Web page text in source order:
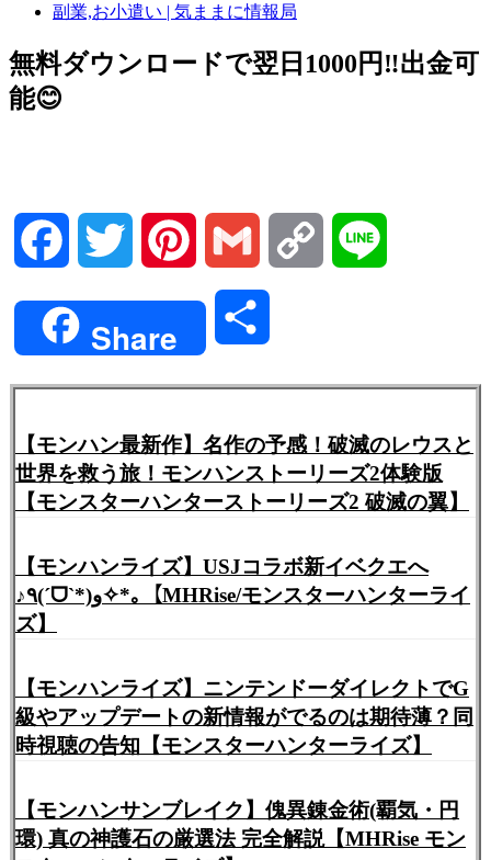
副業,お小遣い | 気ままに情報局
無料ダウンロードで翌日1000円‼️出金可
能😊
Facebook Twitter Pinterest Gmail Copy
Share
【モンハン最新作】名作の予感！破滅のレウスと
世界を救う旅！モンハンストーリーズ2体験版
【モンスターハンターストーリーズ2 破滅の翼】
【モンハンライズ】USJコラボ新イベクエへ
♪٩(ˊᗜˋ*)و✧*｡【MHRise/モンスターハンターライ
ズ】
【モンハンライズ】ニンテンドーダイレクトでG
級やアップデートの新情報がでるのは期待薄？同
時視聴の告知【モンスターハンターライズ】
【モンハンサンブレイク】傀異錬金術(覇気・円
環) 真の神護石の厳選法 完全解説【MHRise モン